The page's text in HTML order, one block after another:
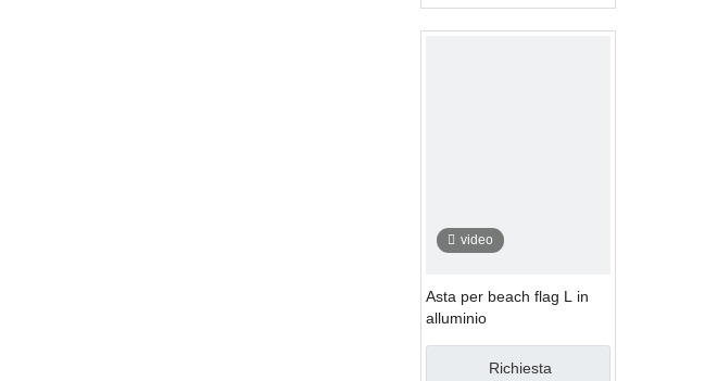
video
Asta per beach flag L in
alluminio
Richiesta